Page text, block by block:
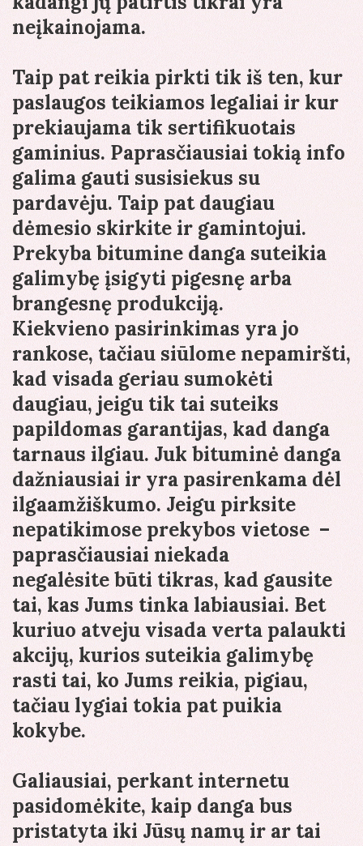
neįkainojama.
Taip pat reikia pirkti tik iš ten, kur
paslaugos teikiamos legaliai ir kur
prekiaujama tik sertifikuotais
gaminius. Paprasčiausiai tokią info
galima gauti susisiekus su
pardavėju. Taip pat daugiau
dėmesio skirkite ir gamintojui.
Prekyba bitumine danga suteikia
galimybę įsigyti pigesnę arba
brangesnę produkciją.
Kiekvieno pasirinkimas yra jo
rankose, tačiau siūlome nepamiršti,
kad visada geriau sumokėti
daugiau, jeigu tik tai suteiks
papildomas garantijas, kad danga
tarnaus ilgiau. Juk bituminė danga
dažniausiai ir yra pasirenkama dėl
ilgaamžiškumo. Jeigu pirksite
nepatikimose prekybos vietose –
paprasčiausiai niekada
negalėsite būti tikras, kad gausite
tai, kas Jums tinka labiausiai. Bet
kuriuo atveju visada verta palaukti
akcijų, kurios suteikia galimybę
rasti tai, ko Jums reikia, pigiau,
tačiau lygiai tokia pat puikia
kokybe.
Galiausiai, perkant internetu
pasidomėkite, kaip danga bus
pristatyta iki Jūsų namų ir ar tai